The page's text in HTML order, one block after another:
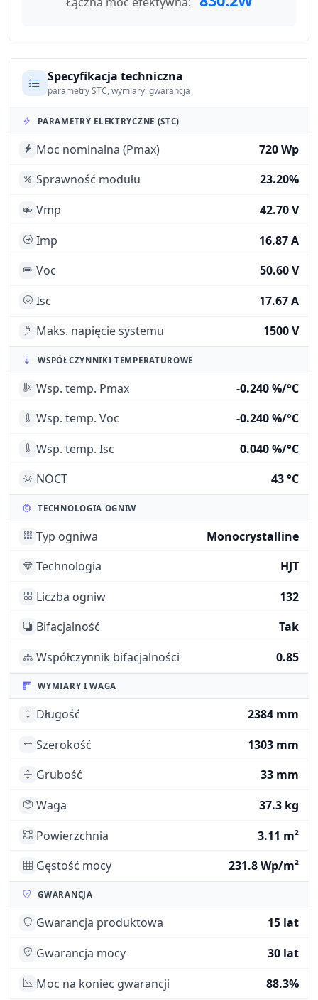
Specyfikacja techniczna
parametry STC, wymiary, gwarancja
PARAMETRY ELEKTRYCZNE (STC)
Moc nominalna (Pmax)
720 Wp
Sprawność modułu
23.20%
Vmp
42.70 V
Imp
16.87 A
Voc
50.60 V
Isc
17.67 A
Maks. napięcie systemu
1500 V
WSPÓŁCZYNNIKI TEMPERATUROWE
Wsp. temp. Pmax
-0.240 %/°C
Wsp. temp. Voc
-0.240 %/°C
Wsp. temp. Isc
0.040 %/°C
NOCT
43 °C
TECHNOLOGIA OGNIW
Typ ogniwa
Monocrystalline
Technologia
HJT
Liczba ogniw
132
Bifacjalność
Tak
Współczynnik bifacjalności
0.85
WYMIARY I WAGA
Długość
2384 mm
Szerokość
1303 mm
Grubość
33 mm
Waga
37.3 kg
Powierzchnia
3.11 m²
Gęstość mocy
231.8 Wp/m²
GWARANCJA
Gwarancja produktowa
15 lat
Gwarancja mocy
30 lat
Moc na koniec gwarancji
88.3%